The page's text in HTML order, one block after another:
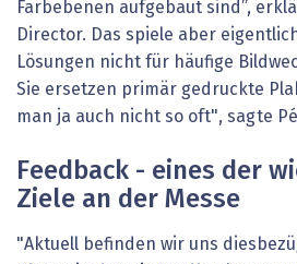
Farbebenen aufgebaut sind”,
Director. Das spiele aber
Lösungen nicht für häufige
Sie ersetzen primär gedruckte
man ja auch nicht so oft", sagte
Feedback - eines der
Ziele an der Messe
"Aktuell befinden wir uns